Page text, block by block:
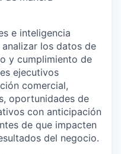
e inteligencia
los datos de
y cumplimiento de
ejecutivos
comercial,
oportunidades de
con anticipación
de que impacten
del negocio.